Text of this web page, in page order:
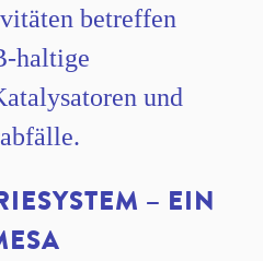
betreffen
haltige
und
– EIN